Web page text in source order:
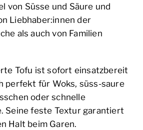
von Süsse und Säure und
Liebhaber:innen der
als auch von Familien
Tofu ist sofort einsatzbereit
perfekt für Woks, süss-saure
oder schnelle
Seine feste Textur garantiert
Halt beim Garen.